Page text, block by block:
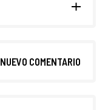
NUEVO COMENTARIO